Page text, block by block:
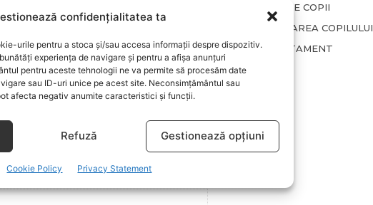
confidențialitatea ta
urile pentru a stoca și/sau accesa informații despre dispozitiv.
experiența de navigare și pentru a afișa anunțuri
pentru aceste tehnologii ne va permite să procesăm date
sau ID-uri unice pe acest site. Neconsimțământul sau
afecta negativ anumite caracteristici și funcții.
Refuză Gestionează opțiuni
Cookie Policy Privacy Statement
FORMARE COPIL
PARENTING
ARTICOLUL URMĂTOR
Ravioli cu carne si ciuperci
SANATATE COPII
DEZVOLTAREA COPILULUI
COMPORTAMENT
RETETE